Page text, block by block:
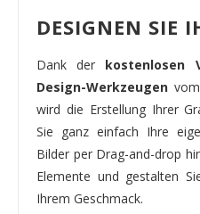
DESIGNEN SIE
Dank der kostenlosen
Design-Werkzeugen
wird die Erstellung Ihrer
Sie ganz einfach Ihre
Bilder per Drag-and-drop
Elemente und gestalten
Ihrem Geschmack.